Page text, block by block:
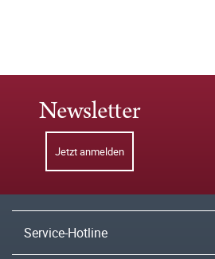
Newsletter
Jetzt anmelden
Service-Hotline